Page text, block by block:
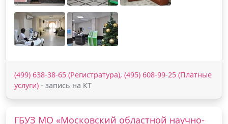
(499) 638-38-65 (Регистратура), (495) 608-99-25 (Платные
услуги) - запись на КТ
ГБУЗ МО «Московский областной научно-